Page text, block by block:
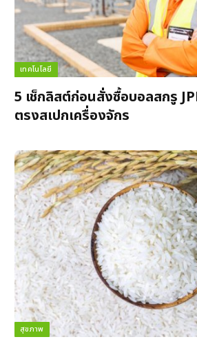
เทคโนโลยี
5 เช็กลิสต์ก่อนสั่งซื้อบอลสกรู
ตรงสเปกเครื่องจักร
สุขภาพ